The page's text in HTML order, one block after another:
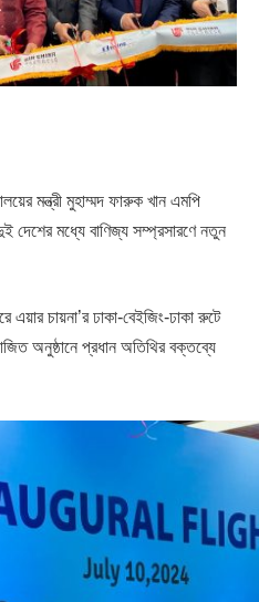
মন্ত্রী মুহাম্মদ ফারুক খান এমপি
দেশের মধ্যে বাণিজ্য সম্প্রসারণে নতুন
এয়ার চায়না’র ঢাকা-বেইজিং-ঢাকা রুটে
অনুষ্ঠানে প্রধান অতিথির বক্তব্যে